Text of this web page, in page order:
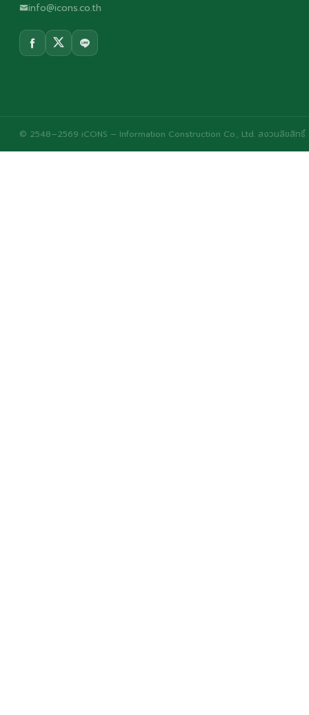
info@icons.co.th
© 2548–2569 iCONS – Information Construction Co., Ltd. สงวนลิขสิทธิ์